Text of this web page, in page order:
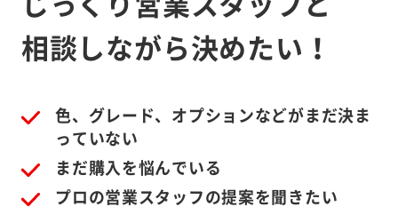
相談しながら決めたい！
色、グレード、オプションなどがまだ決ま
っていない
まだ購入を悩んでいる
プロの営業スタッフの提案を聞きたい